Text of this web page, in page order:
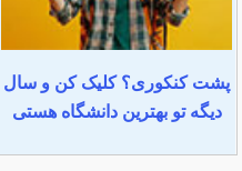
پشت کنکوری؟ کلیک کن و سال
دیگه تو بهترین دانشگاه هستی